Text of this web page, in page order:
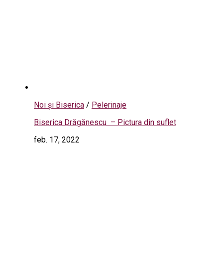
Noi și Biserica / Pelerinaje
Biserica Drăgănescu – Pictura din suflet
feb. 17, 2022